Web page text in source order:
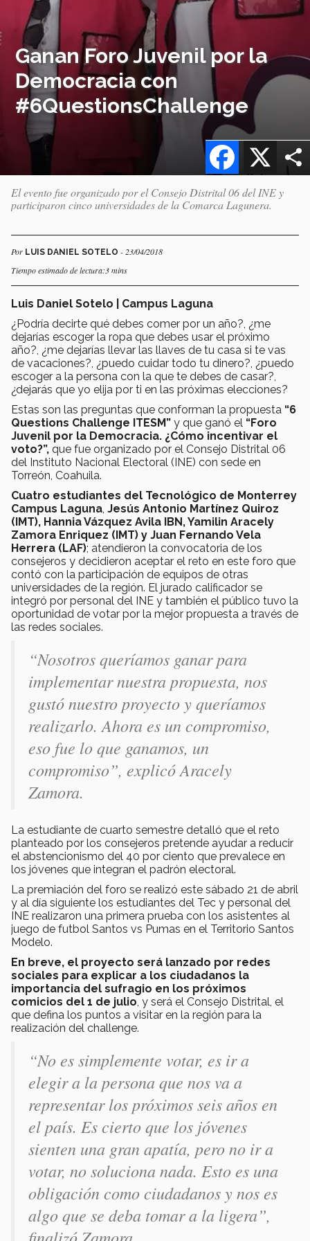
Ganan Foro Juvenil por la
Democracia con
#6QuestionsChallenge
X
Facebook
El evento fue organizado por el Consejo Distrital 06 del INE y
participaron cinco universidades de la Comarca Lagunera.
Por LUIS DANIEL SOTELO - 23/04/2018
Tiempo estimado de lectura:3 mins
Luis Daniel Sotelo | Campus Laguna
¿Podría decirte qué debes comer por un año?, ¿me
dejarías escoger la ropa que debes usar el próximo
año?, ¿me dejarías llevar las llaves de tu casa si te vas
de vacaciones?, ¿puedo cuidar todo tu dinero?, ¿puedo
escoger a la persona con la que te debes de casar?,
¿dejarás que yo elija por ti en las próximas elecciones?
Estas son las preguntas que conforman la propuesta “6
Questions Challenge ITESM” y que ganó el “Foro
Juvenil por la Democracia. ¿Cómo incentivar el
voto?”, que fue organizado por el Consejo Distrital 06
del Instituto Nacional Electoral (INE) con sede en
Torreón, Coahuila.
Cuatro estudiantes del Tecnológico de Monterrey
Campus Laguna Jesús Antonio Martínez Quiroz
(IMT), Hannia Vázquez Avila IBN, Yamilin Aracely
Zamora Enriquez (IMT) y Juan Fernando Vela
Herrera (LAF); atendieron la convocatoria de los
consejeros y decidieron aceptar el reto en este foro que
contó con la participación de equipos de otras
universidades de la región. El jurado calificador se
integró por personal del INE y también el público tuvo la
oportunidad de votar por la mejor propuesta a través de
las redes sociales.
“Nosotros queríamos ganar para
implementar nuestra propuesta, nos
gustó nuestro proyecto y queríamos
realizarlo. Ahora es un compromiso,
eso fue lo que ganamos, un
compromiso”, explicó Aracely
Zamora.
La estudiante de cuarto semestre detalló que el reto
planteado por los consejeros pretende ayudar a reducir
el abstencionismo del 40 por ciento que prevalece en
los jóvenes que integran el padrón electoral.
La premiación del foro se realizó este sábado 21 de abril
y al día siguiente los estudiantes del Tec y personal del
INE realizaron una primera prueba con los asistentes al
juego de futbol Santos vs Pumas en el Territorio Santos
Modelo.
En breve, el proyecto será lanzado por redes
sociales para explicar a los ciudadanos la
importancia del sufragio en los próximos
comicios del 1 de julio , y será el Consejo Distrital, el
que defina los puntos a visitar en la región para la
realización del challenge.
“No es simplemente votar, es ir a
elegir a la persona que nos va a
representar los próximos seis años en
el país. Es cierto que los jóvenes
sienten una gran apatía, pero no ir a
votar, no soluciona nada. Esto es una
obligación como ciudadanos y nos es
algo que se deba tomar a la ligera”,